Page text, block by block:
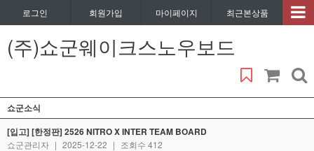
로그인 회원가입 마이페이지 최근본상품
(주)쇼군웨이크스노우보드
쇼군소식
[입고] [한정판] 2526 NITRO X INTER TEAM BOARD
쇼군관리자 | 2025-12-22 | 조회수 412